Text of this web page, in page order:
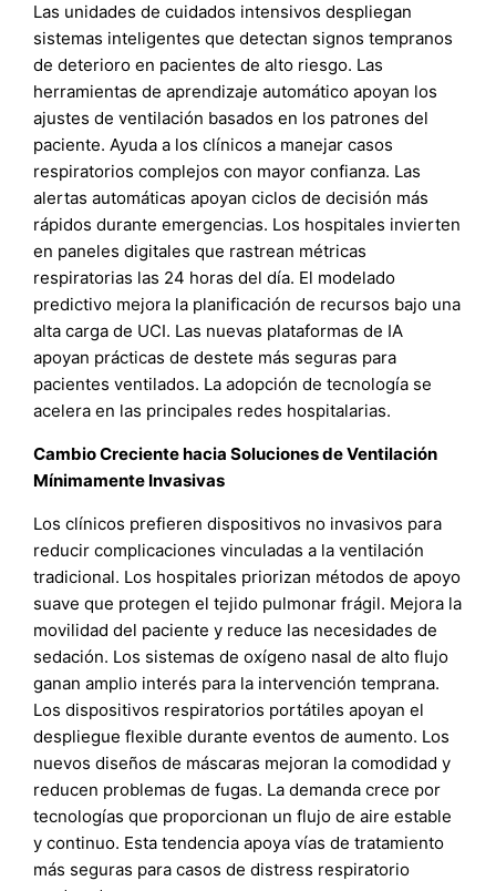
Las unidades de cuidados intensivos despliegan
sistemas inteligentes que detectan signos tempranos
de deterioro en pacientes de alto riesgo. Las
herramientas de aprendizaje automático apoyan los
ajustes de ventilación basados en los patrones del
paciente. Ayuda a los clínicos a manejar casos
respiratorios complejos con mayor confianza. Las
alertas automáticas apoyan ciclos de decisión más
rápidos durante emergencias. Los hospitales invierten
en paneles digitales que rastrean métricas
respiratorias las 24 horas del día. El modelado
predictivo mejora la planificación de recursos bajo una
alta carga de UCI. Las nuevas plataformas de IA
apoyan prácticas de destete más seguras para
pacientes ventilados. La adopción de tecnología se
acelera en las principales redes hospitalarias.
Cambio Creciente hacia Soluciones de Ventilación
Mínimamente Invasivas
Los clínicos prefieren dispositivos no invasivos para
reducir complicaciones vinculadas a la ventilación
tradicional. Los hospitales priorizan métodos de apoyo
suave que protegen el tejido pulmonar frágil. Mejora la
movilidad del paciente y reduce las necesidades de
sedación. Los sistemas de oxígeno nasal de alto flujo
ganan amplio interés para la intervención temprana.
Los dispositivos respiratorios portátiles apoyan el
despliegue flexible durante eventos de aumento. Los
nuevos diseños de máscaras mejoran la comodidad y
reducen problemas de fugas. La demanda crece por
tecnologías que proporcionan un flujo de aire estable
y continuo. Esta tendencia apoya vías de tratamiento
más seguras para casos de distress respiratorio